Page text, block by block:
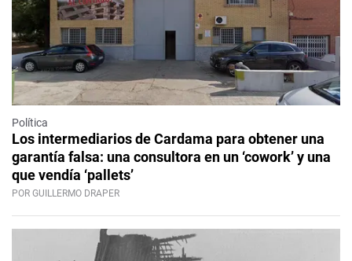
Política
Los intermediarios de Cardama para obtener una
garantía falsa: una consultora en un ‘cowork’ y una
que vendía ‘pallets’
POR GUILLERMO DRAPER